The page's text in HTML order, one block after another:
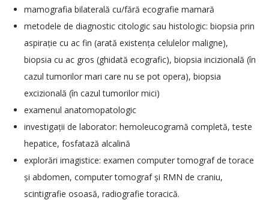
mamografia bilaterală cu/fără ecografie mamară
metodele de diagnostic citologic sau histologic: biopsia prin
aspirație cu ac fin (arată existența celulelor maligne),
biopsia cu ac gros (ghidată ecografic), biopsia incizională (în
cazul tumorilor mari care nu se pot opera), biopsia
excizională (în cazul tumorilor mici)
examenul anatomopatologic
investigații de laborator: hemoleucogramă completă, teste
hepatice, fosfatază alcalină
explorări imagistice: examen computer tomograf de torace
și abdomen, computer tomograf și RMN de craniu,
scintigrafie osoasă, radiografie toracică.